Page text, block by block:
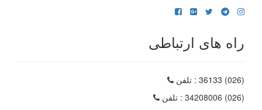
راه های ارتباطی
(026) 36133
: تلفن
(026) 34208006
: تلفن